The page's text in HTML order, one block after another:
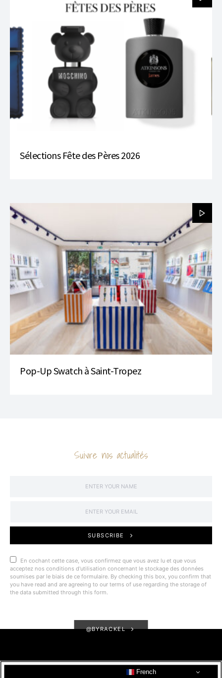
Sélections Fête des Pères 2026
Pop-Up Swatch à Saint-Tropez
Suivre nos actualités
SUBSCRIBE
En cochant cette case, vous confirmez que vous avez lu et que vous
acceptez nos conditions d'utilisation concernant le stockage des données
soumises par le biais de ce formulaire. By checking this box, you confirm that
you have read and are agreeing to our terms of use regarding the storage of
the data submitted through this form.
@BYRACKEL
French